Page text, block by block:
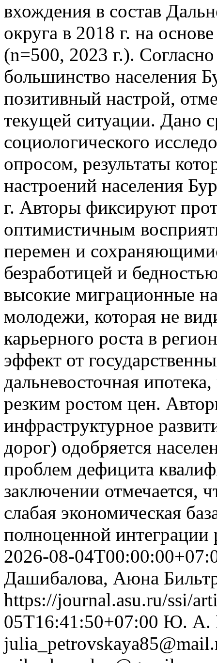
вхождения в состав
округа в 2018 г. на
(n=500, 2023 г.).
большинство населения
позитивный настрой,
текущей ситуации. Дано
социологического
опросом, результаты
настроений населения
г. Авторы фиксируют
оптимистичным
перемен и
безработицей и
высокие миграционные
молодежи, которая не
карьерного роста в
эффект от
дальневосточная
резким ростом цен.
инфраструктурное
дорог) одобряется
проблем дефицита
заключении отмечается,
слабая экономическая
полноценной интеграции
2026-08-
Дашибалова, Аюна
https://journal.asu.ru/ssi/
05T16:41:50+07:00 Ю. А.